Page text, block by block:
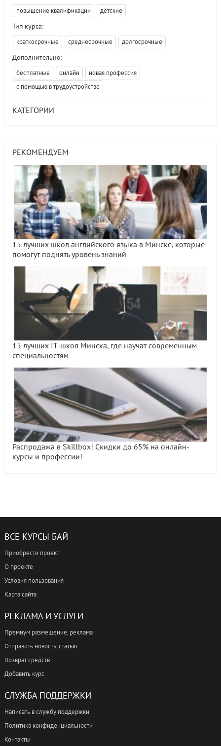
повышение квалификации детские
Тип курса:
краткосрочные среднесрочные долгосрочные
Дополнительно:
бесплатные онлайн
новая профессия
с помощью в трудоустройстве
КАТЕГОРИИ
РЕКОМЕНДУЕМ
15 лучших школ английского языка в Минске, которые
помогут поднять уровень знаний
15 лучших IT-школ Минска, где научат современным
специальностям
Распродажа в Skillbox! Скидки до 65% на онлайн-
курсы и профессии!
ВСЕ КУРСЫ БАЙ
Приобрести проект
О проекте
Условия пользования
Карта сайта
РЕКЛАМА И УСЛУГИ
Премиум размещение, реклама
Отправить новость, статью
Возврат средств
Добавить курс
СЛУЖБА ПОДДЕРЖКИ
Написать в службу поддержки
Политика конфиденциальности
Контакты